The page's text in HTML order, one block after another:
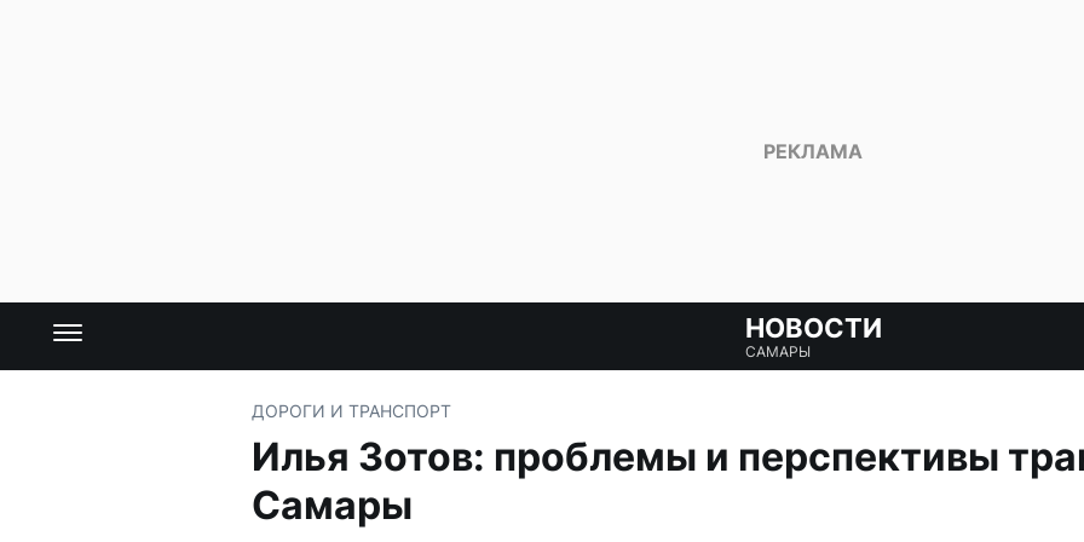
НОВОСТИ
САМАРЫ
ДОРОГИ И ТРАНСПОРТ
Илья Зотов: проблемы и перспективы
Самары